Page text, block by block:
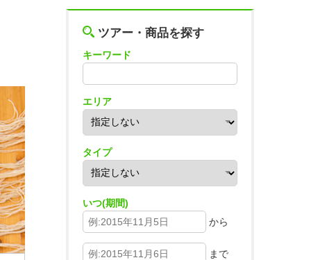
ツアー・商品を探す
キーワード
エリア
タイプ
いつ(期間)
から
まで